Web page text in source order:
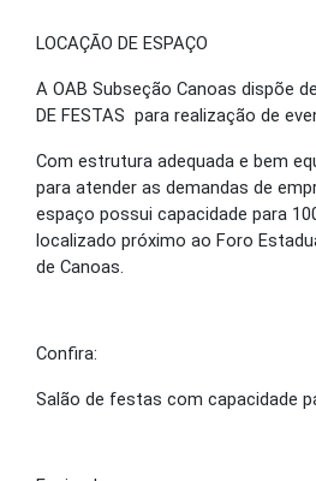
LOCAÇÃO DE ESPAÇO
A OAB Subseção Canoas dispõe
DE FESTAS para realização de
Com estrutura adequada e bem
para atender as demandas de
espaço possui capacidade para
localizado próximo ao Foro
de Canoas.
Confira:
Salão de festas com capacidade